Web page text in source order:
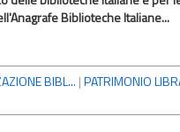
Biblioteche Italiane...
BIBL... |PATRIMONIO